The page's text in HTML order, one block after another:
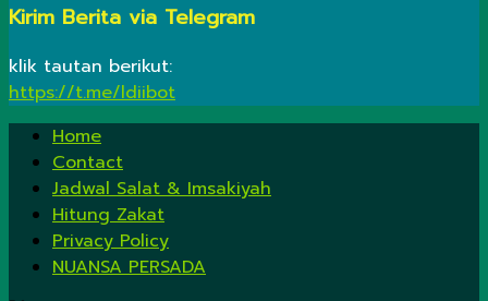
Kirim Berita via Telegram
klik tautan berikut:
https://t.me/ldiibot
Home
Contact
Jadwal Salat & Imsakiyah
Hitung Zakat
Privacy Policy
NUANSA PERSADA